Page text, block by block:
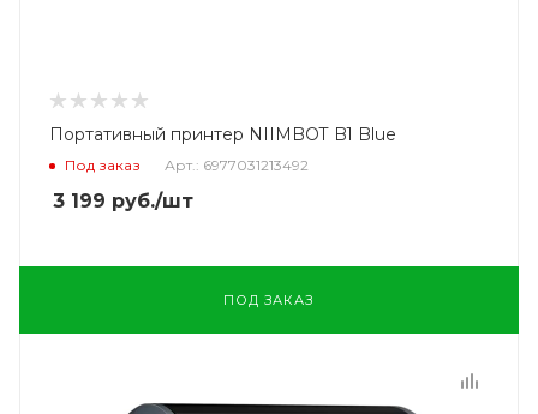
Портативный принтер NIIMBOT B1 Blue
Под заказ Арт.: 6977031213492
3 199 руб./шт
ПОД ЗАКАЗ